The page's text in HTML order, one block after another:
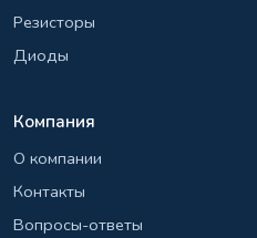
Резисторы
Диоды
Компания
О компании
Контакты
Вопросы-ответы